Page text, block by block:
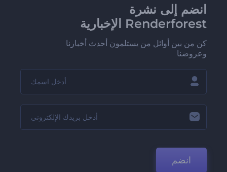
انضم إلى نشرة
Renderforest الإخبارية
كن من بين أوائل من يستلمون أحدث أخبارنا
وعروضنا
انضم